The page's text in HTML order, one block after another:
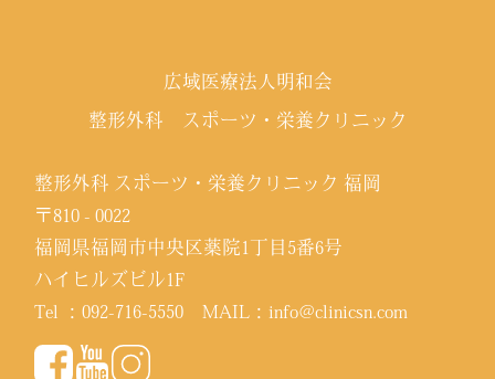
広域医療法人明和会
整形外科 スポーツ・栄養クリニック
整形外科 スポーツ・栄養クリニック 福岡
〒810 - 0022
福岡県福岡市中央区薬院1丁目5番6号
ハイヒルズビル1F
Tel ：092-716-5550 MAIL：info@clinicsn.com